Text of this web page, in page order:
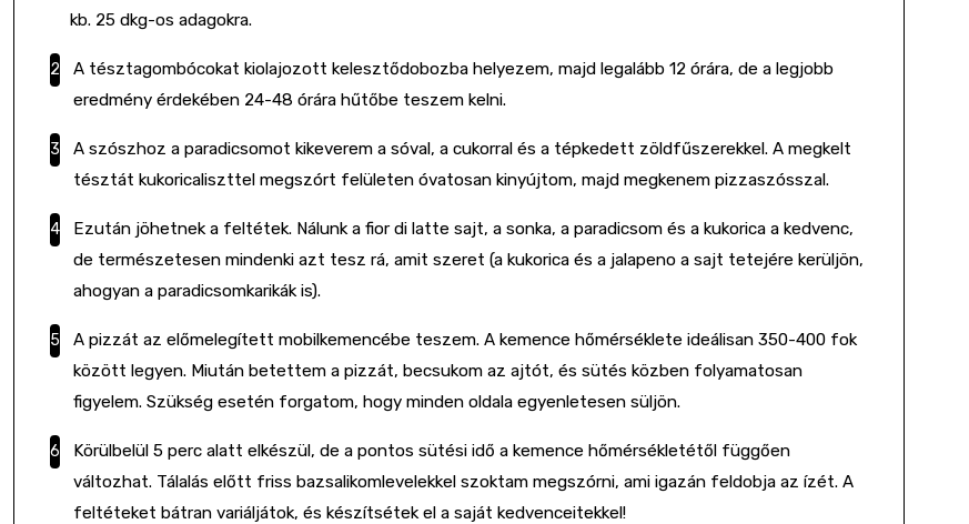
kb. 25 dkg-os adagokra.
A tésztagombócokat kiolajozott kelesztődobozba helyezem, majd legalább 12 órára, de a legjobb
eredmény érdekében 24-48 órára hűtőbe teszem kelni.
A szószhoz a paradicsomot kikeverem a sóval, a cukorral és a tépkedett zöldfűszerekkel. A megkelt
tésztát kukoricaliszttel megszórt felületen óvatosan kinyújtom, majd megkenem pizzaszósszal.
Ezután jöhetnek a feltétek. Nálunk a fior di latte sajt, a sonka, a paradicsom és a kukorica a kedvenc,
de természetesen mindenki azt tesz rá, amit szeret (a kukorica és a jalapeno a sajt tetejére kerüljön,
ahogyan a paradicsomkarikák is).
A pizzát az előmelegített mobilkemencébe teszem. A kemence hőmérséklete ideálisan 350-400 fok
között legyen. Miután betettem a pizzát, becsukom az ajtót, és sütés közben folyamatosan
figyelem. Szükség esetén forgatom, hogy minden oldala egyenletesen süljön.
Körülbelül 5 perc alatt elkészül, de a pontos sütési idő a kemence hőmérsékletétől függően
változhat. Tálalás előtt friss bazsalikomlevelekkel szoktam megszórni, ami igazán feldobja az ízét. A
feltéteket bátran variáljátok, és készítsétek el a saját kedvenceitekkel!